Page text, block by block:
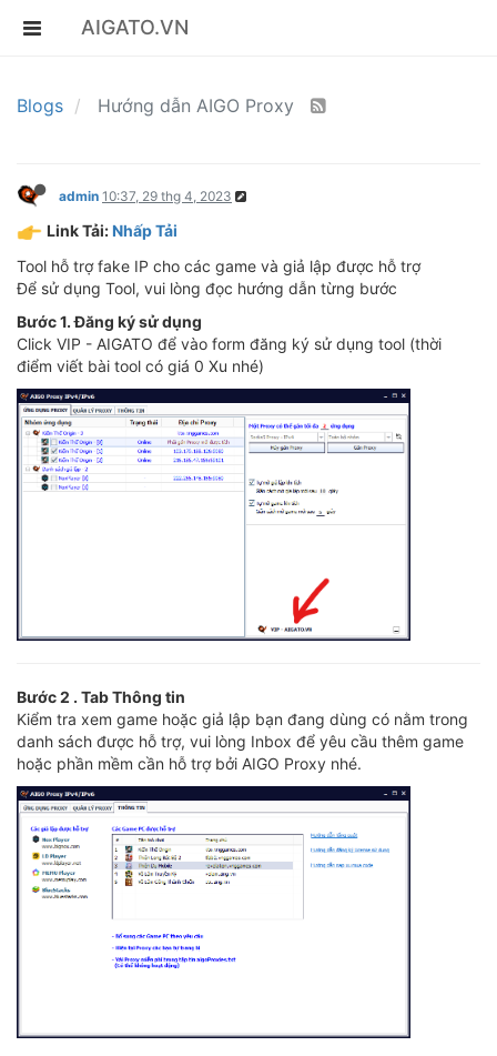
AIGATO.VN
Blogs Hướng dẫn AIGO Proxy
admin 10:37, 29 thg 4, 2023
Link Tải:Nhấp Tải
Tool hỗ trợ fake IP cho các game và giả lập được hỗ trợ
Để sử dụng Tool, vui lòng đọc hướng dẫn từng bước
Bước 1. Đăng ký sử dụng
Click VIP - AIGATO để vào form đăng ký sử dụng tool (thời
điểm viết bài tool có giá 0 Xu nhé)
Bước 2 . Tab Thông tin
Kiểm tra xem game hoặc giả lập bạn đang dùng có nằm trong
danh sách được hỗ trợ, vui lòng Inbox để yêu cầu thêm game
hoặc phần mềm cần hỗ trợ bởi AIGO Proxy nhé.